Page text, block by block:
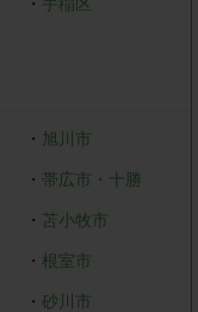
・ 旭川市
・ 帯広市・十勝
・苫小牧市
・ 根室市
・砂川市